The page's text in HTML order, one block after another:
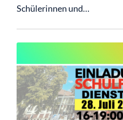
Schülerinnen und…